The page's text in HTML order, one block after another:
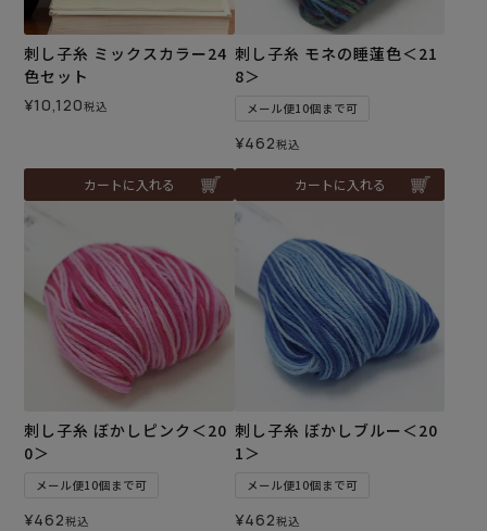
刺し子糸 ミックスカラー24
色セット
¥10,120税込
カートに入れる
刺し子糸 モネの睡蓮色＜21
8＞
メール便10個まで可
¥462税込
カートに入れる
刺し子糸 ぼかしピンク＜20
0＞
メール便10個まで可
¥462税込
刺し子糸 ぼかしブルー＜20
1＞
メール便10個まで可
¥462税込